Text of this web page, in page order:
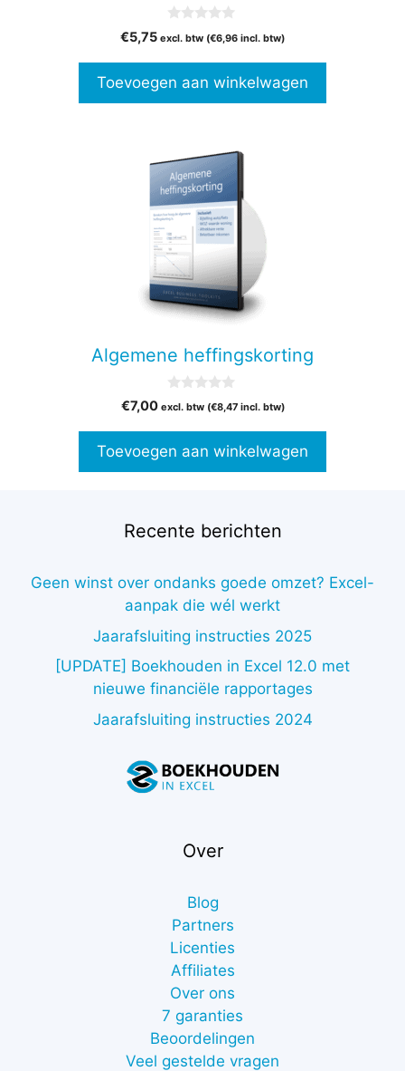
v
5
€5,75 excl. btw (€6,96 incl. btw)
Toevoegen aan winkelwagen
Algemene heffingskorting
v
5
€7,00 excl. btw (€8,47incl. btw)
Toevoegen aan winkelwagen
Recente berichten
Geen winst over ondanks goede omzet? Excel-
aanpak die wél werkt
Jaarafsluiting instructies 2025
[UPDATE] Boekhouden in Excel 12.0 met
nieuwe financiële rapportages
Jaarafsluiting instructies 2024
Over
Blog
Partners
Licenties
Affiliates
Over ons
7 garanties
Beoordelingen
Veel gestelde vragen